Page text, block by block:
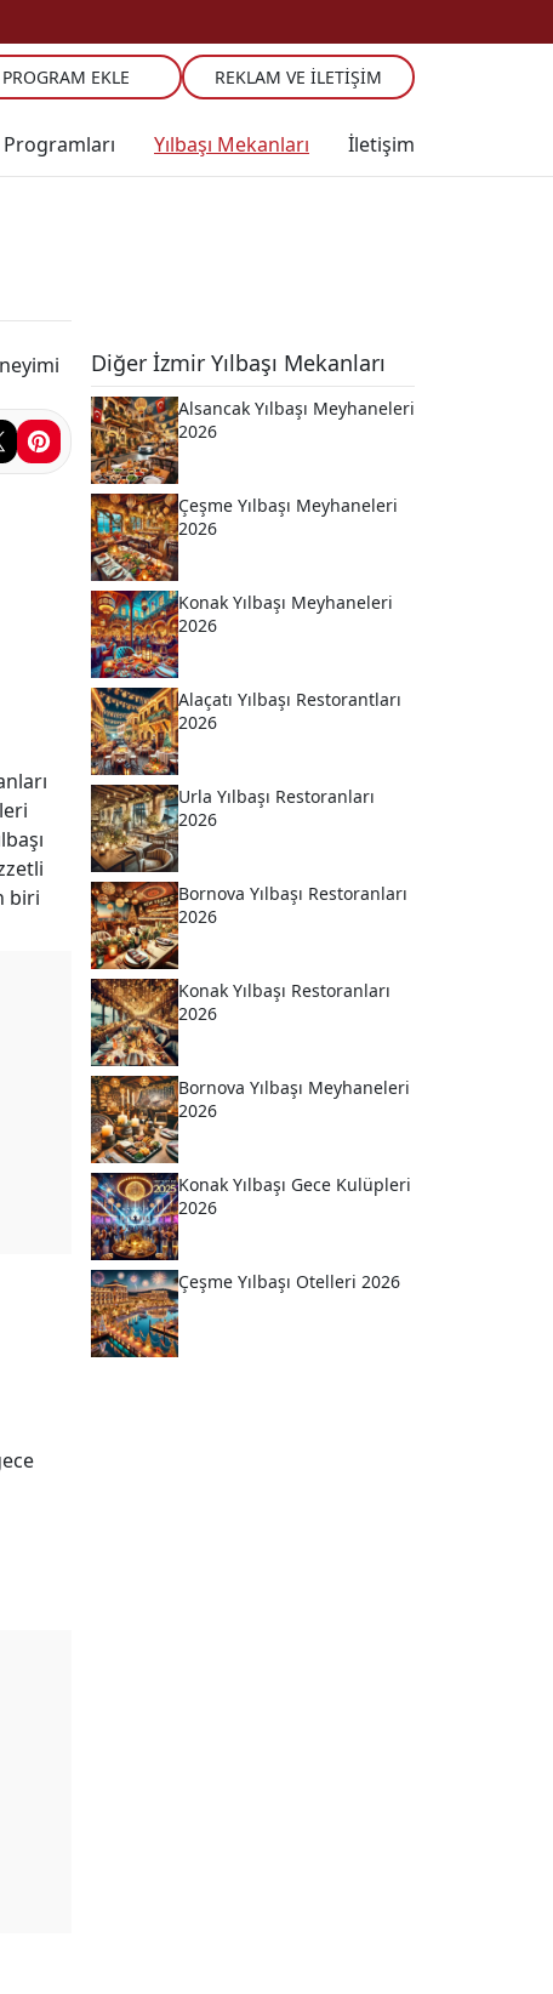
PROGRAM EKLE REKLAM VE İLETIŞIM
Programları Yılbaşı Mekanları İletişim
biri
Diğer İzmir Yılbaşı Mekanları
Alsancak Yılbaşı Meyhaneleri
2026
Çeşme Yılbaşı Meyhaneleri
2026
Konak Yılbaşı Meyhaneleri
2026
Alaçatı Yılbaşı Restorantları
2026
Urla Yılbaşı Restoranları
2026
Bornova Yılbaşı Restoranları
2026
Konak Yılbaşı Restoranları
2026
Bornova Yılbaşı Meyhaneleri
2026
Konak Yılbaşı Gece Kulüpleri
2026
Çeşme Yılbaşı Otelleri 2026